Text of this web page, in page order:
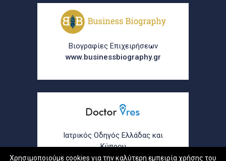
Βιογραφίες Επιχειρήσεων
www.businessbiography.gr
Ιατρικός Οδηγός Ελλάδας και
Κύπρου
www.doctorvres.gr
Χρησιμοποιούμε cookies για την καλύτερη εμπειρία χρήσης του